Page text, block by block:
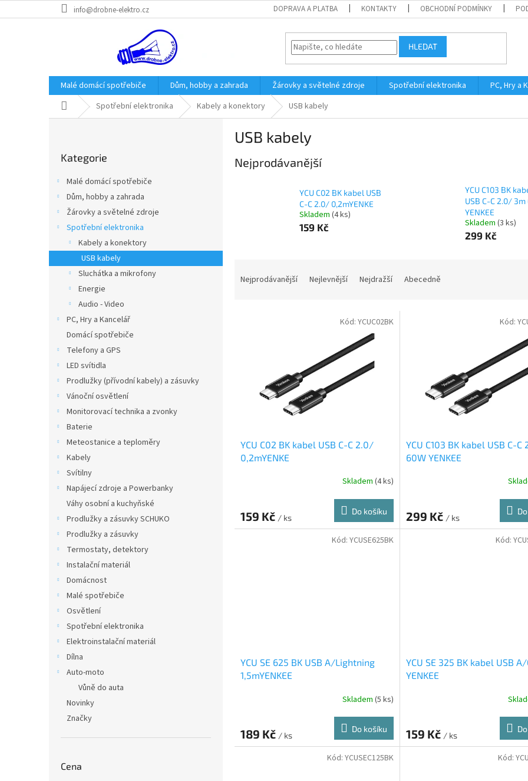
na
info@drobne-elektro.cz DOPRAVA A PLATBA KONTAKTY OBCHODNÍ PODMÍNKY
HLEDAT
Malé domácí spotřebiče Dům, hobby a zahrada Žárovky a světelné zdroje Spotřební elektronika PC, Hry a
Domů Spotřební elektronika Kabely a konektory USB kabely
a
n
kategorie
Kategorie
Malé domácí spotřebiče
Dům, hobby a zahrada
Žárovky a světelné zdroje
Spotřební elektronika
Kabely a konektory
USB kabely
Sluchátka a mikrofony
Energie
Audio - Video
PC, Hry a Kancelář
Domácí spotřebiče
Telefony a GPS
LED svítidla
Prodlužky (přívodní kabely) a zásuvky
Vánoční osvětlení
Monitorovací technika a zvonky
Baterie
Meteostanice a teploměry
Kabely
Svítilny
Napájecí zdroje a Powerbanky
Váhy osobní a kuchyňské
Prodlužky a zásuvky SCHUKO
Prodlužky a zásuvky
Termostaty, detektory
Instalační materiál
Domácnost
Malé spotřebiče
Osvětlení
Spotřební elektronika
Elektroinstalační materiál
Dílna
Auto-moto
Vůně do auta
Novinky
Značky
Cena
USB kabely
Nejprodávanější
YCU C02 BK kabel USB
C-C 2.0/ 0,2mYENKE
Skladem (4 ks)
159 Kč
YCU C103 BK
USB C-C 2.0/
YENKEE
Skladem (3 ks)
299 Kč
Nejprodávanější Nejlevnější Nejdražší Abecedně
YCU C02 BK kabel USB C-C 2.0/
0,2mYENKE
Skladem (4 ks)
159 Kč / ks
Do košíku
Kód: YCUC02BK
YCU C103 BK kabel USB C-
60W YENKEE
299 Kč / ks
Kód:
YCU SE 625 BK USB A/Lightning
1,5mYENKEE
Skladem (5 ks)
189 Kč / ks
Do košíku
Kód: YCUSE625BK
YCU SE 325 BK kabel USB A/
YENKEE
159 Kč / ks
Kód:
Kód: YCUSEC125BK Kód: